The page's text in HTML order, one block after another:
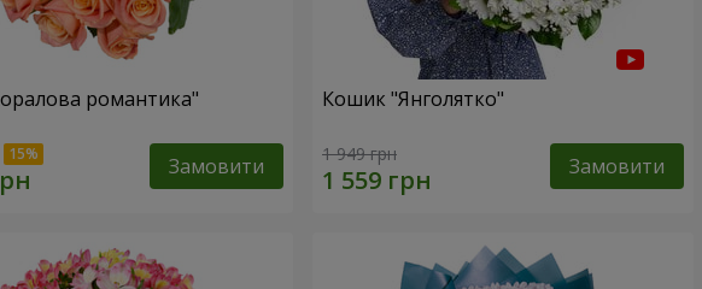
романтика"
Замовити
Кошик "Янголятко"
1 949 грн Замовити